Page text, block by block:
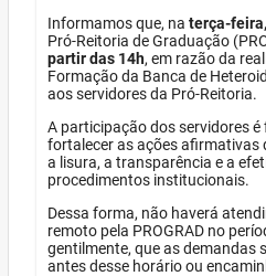
Informamos que, na terça-
Pró-Reitoria de Graduação
partir das 14h, em razão da
Formação da Banca de
aos servidores da Pró-Reitoria.
A participação dos servidores
fortalecer as ações afirmativas
a lisura, a transparência e a
procedimentos institucionais.
Dessa forma, não haverá
remoto pela PROGRAD no
gentilmente, que as demandas
antes desse horário ou